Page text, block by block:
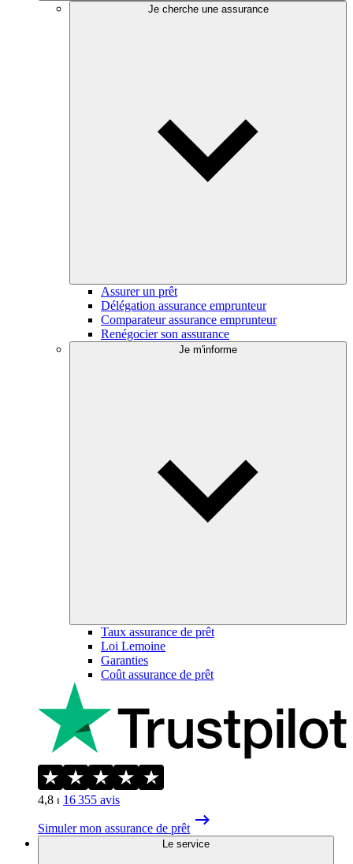
Je cherche une assurance
Assurer un prêt
Délégation assurance emprunteur
Comparateur assurance emprunteur
Renégocier son assurance
Je m'informe
Taux assurance de prêt
Loi Lemoine
Garanties
Coût assurance de prêt
4,8 ⏐ 16 355 avis
Simuler mon assurance de prêt
Le service